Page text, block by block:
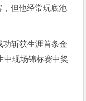
，但他经常玩底池
功斩获生涯首条金
中现场锦标赛中奖